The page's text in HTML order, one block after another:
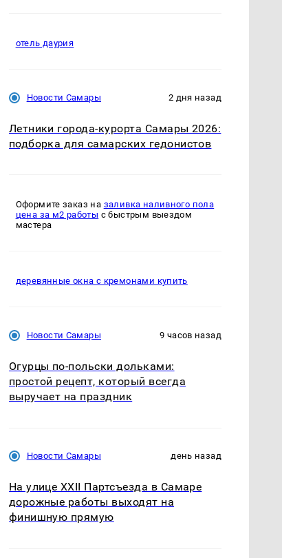
полицейскую
подожгли.
Где будет встреча
России: Европа?
отель даурия
Новости Самары 2 дня назад
Летники города-курорта Самары 2026:
подборка для самарских гедонистов
Оформите заказ на заливка наливного пола
цена за м2 работы с быстрым выездом
мастера
деревянные окна с кремонами купить
Новости Самары 9 часов назад
Огурцы по‑польски дольками:
простой рецепт, который всегда
выручает на праздник
Новости Самары день назад
На улице XXII Партсъезда в Самаре
дорожные работы выходят на
финишную прямую